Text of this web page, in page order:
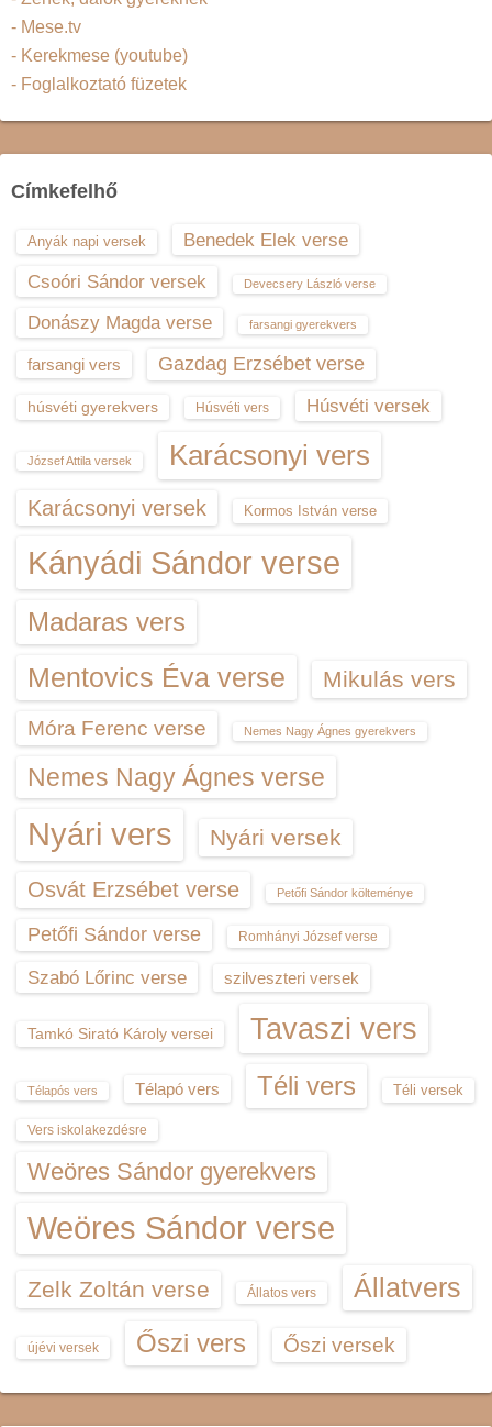
- Mese.tv
- Kerekmese (youtube)
- Foglalkoztató füzetek
Címkefelhő
Anyák napi versek
Benedek Elek verse
Csoóri Sándor versek
Devecsery László verse
Donászy Magda verse farsangi gyerekvers
farsangi vers Gazdag Erzsébet verse
húsvéti gyerekvers Húsvéti vers Húsvéti versek
József Attila versek Karácsonyi vers
Karácsonyi versek Kormos István verse
Kányádi Sándor verse
Madaras vers
Mentovics Éva verse Mikulás vers
Móra Ferenc verse Nemes Nagy Ágnes gyerekvers
Nemes Nagy Ágnes verse
Nyári vers Nyári versek
Osvát Erzsébet verse Petőfi Sándor költeménye
Petőfi Sándor verse Romhányi József verse
Szabó Lőrinc verse szilveszteri versek
Tamkó Sirató Károly versei Tavaszi vers
Télapós vers Télapó vers Téli vers Téli versek
Vers iskolakezdésre
Weöres Sándor gyerekvers
Weöres Sándor verse
Zelk Zoltán verse Állatos vers Állatvers
újévi versek Őszi vers Őszi versek